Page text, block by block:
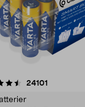
24101
4.5av 5 stjerner